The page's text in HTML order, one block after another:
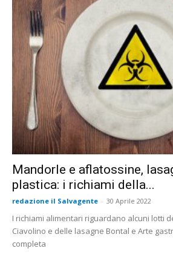
Mandorle e aflatossine,
plastica: i richiami della...
redazione il Salvagente - 30 Aprile 2022
I richiami alimentari riguardano alcuni lotti
Ciavolino e delle lasagne Bontal e Arte
completa